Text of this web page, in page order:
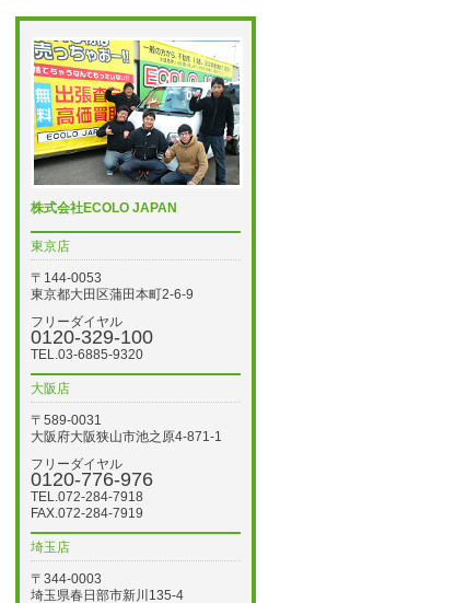
株式会社ECOLO JAPAN
東京店
〒144-0053
東京都大田区蒲田本町2-6-9
フリーダイヤル
0120-329-100
TEL.03-6885-9320
大阪店
〒589-0031
大阪府大阪狭山市池之原4-871-1
フリーダイヤル
0120-776-976
TEL.072-284-7918
FAX.072-284-7919
埼玉店
〒344-0003
埼玉県春日部市新川135-4